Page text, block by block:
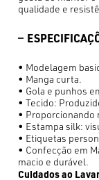
qualidade e
• Modelagem
• Manga curta.
• Gola e punhos
• Tecido:
• Proporcionando
• Estampa silk:
• Etiquetas
• Confecção em
macio e durável.
Cuidados ao